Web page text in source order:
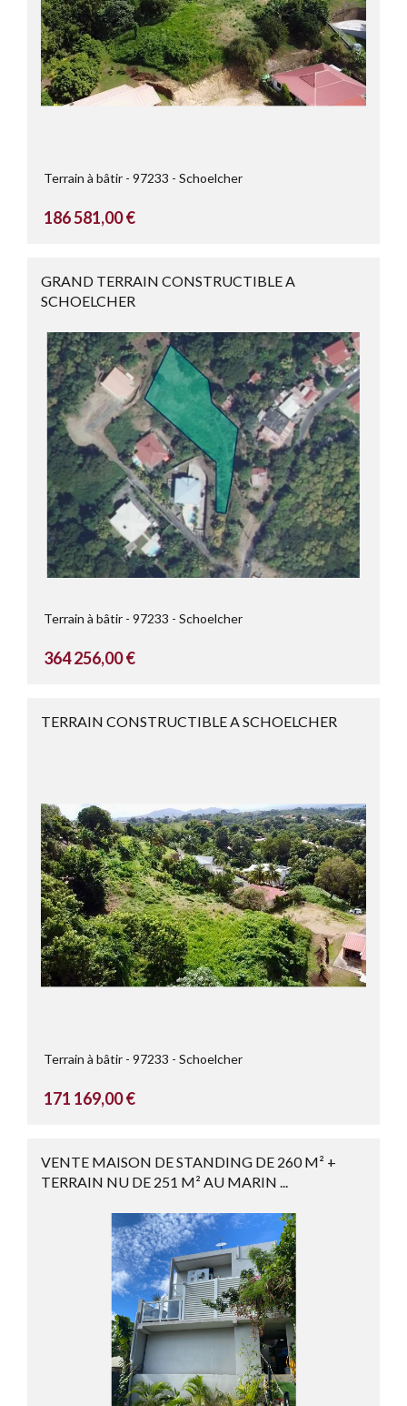
Terrain à bâtir 97233 Schoelcher
186 581,00 €
GRAND TERRAIN CONSTRUCTIBLE A
SCHOELCHER
Terrain à bâtir 97233 Schoelcher
364 256,00 €
TERRAIN CONSTRUCTIBLE A SCHOELCHER
Terrain à bâtir 97233 Schoelcher
171 169,00 €
VENTE MAISON DE STANDING DE 260 M² +
TERRAIN NU DE 251 M² AU MARIN ...